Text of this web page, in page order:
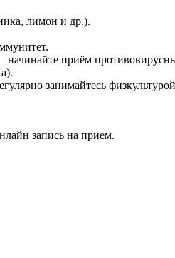
лимон и др.).
приём
занимайтесь
запись на прием.